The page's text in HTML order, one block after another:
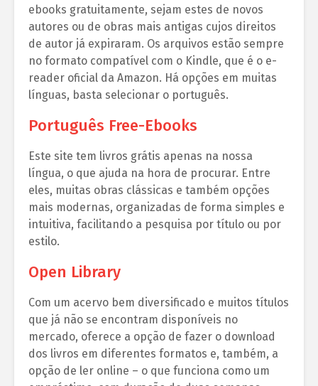
ebooks gratuitamente, sejam estes de novos
autores ou de obras mais antigas cujos direitos
de autor já expiraram. Os arquivos estão sempre
no formato compatível com o Kindle, que é o e-
reader oficial da Amazon. Há opções em muitas
línguas, basta selecionar o português.
Português Free-Ebooks
Este site tem livros grátis apenas na nossa
língua, o que ajuda na hora de procurar. Entre
eles, muitas obras clássicas e também opções
mais modernas, organizadas de forma simples e
intuitiva, facilitando a pesquisa por título ou por
estilo.
Open Library
Com um acervo bem diversificado e muitos títulos
que já não se encontram disponíveis no
mercado, oferece a opção de fazer o download
dos livros em diferentes formatos e, também, a
opção de ler online – o que funciona como um